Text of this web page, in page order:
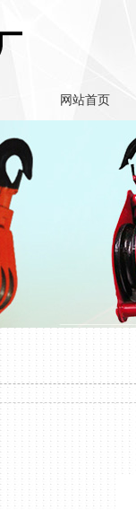
网站首页